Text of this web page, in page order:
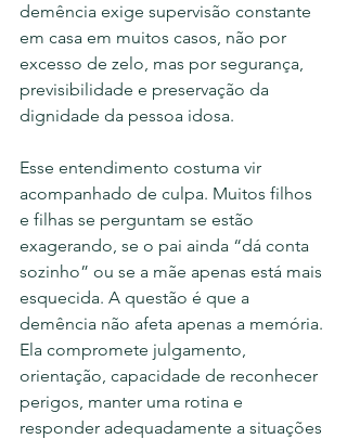
demência exige supervisão constante
em casa em muitos casos, não por
excesso de zelo, mas por segurança,
previsibilidade e preservação da
dignidade da pessoa idosa.
Esse entendimento costuma vir
acompanhado de culpa. Muitos filhos
e filhas se perguntam se estão
exagerando, se o pai ainda “dá conta
sozinho” ou se a mãe apenas está mais
esquecida. A questão é que a
demência não afeta apenas a memória.
Ela compromete julgamento,
orientação, capacidade de reconhecer
perigos, manter uma rotina e
responder adequadamente a situações